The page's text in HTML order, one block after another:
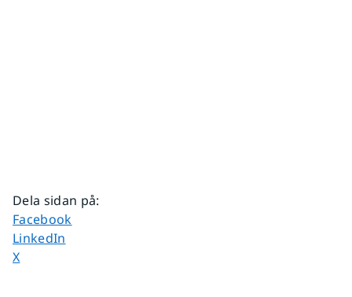
Dela sidan på:
Dela sidan på
Facebook
Dela sidan på
LinkedIn
Dela sidan på
X